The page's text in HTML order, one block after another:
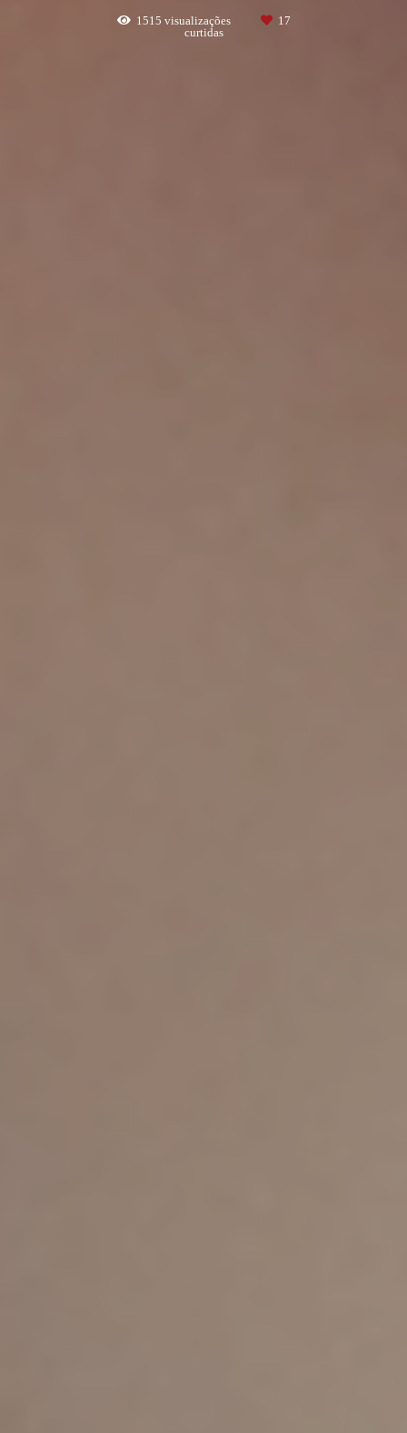
1515 visualizações
17
curtidas